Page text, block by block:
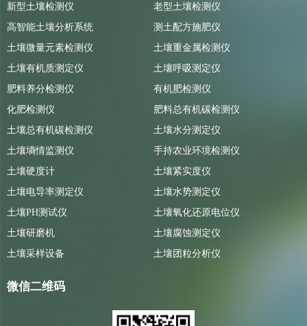
新型土壤检测仪
老型土壤检测仪
高智能土壤分析系统
测土配方施肥仪
土壤微量元素检测仪
土壤重金属检测仪
土壤有机质测定仪
土壤呼吸测定仪
肥料养分检测仪
有机肥检测仪
化肥检测仪
肥料总有机碳检测仪
土壤总有机碳检测仪
土壤水分测定仪
土壤墒情监测仪
手持农业环境检测仪
土壤硬度计
土壤紧实度仪
土壤电导率测定仪
土壤水势测定仪
土壤PH测试仪
土壤氧化还原电位仪
土壤研磨机
土壤腐蚀测定仪
土壤采样设备
土壤团粒分析仪
微信二维码